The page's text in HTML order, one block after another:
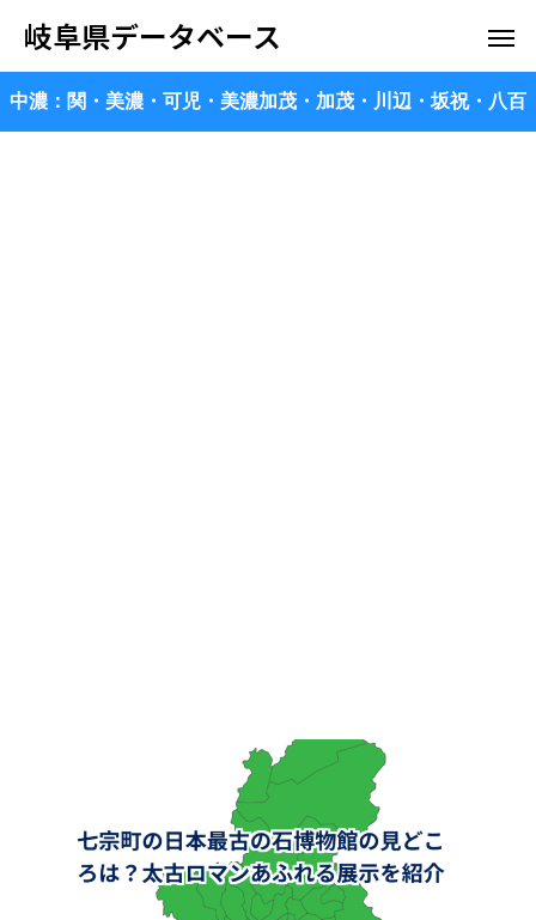
岐阜県データベース
中濃：関・美濃・可児・美濃加茂・加茂・川辺・坂祝・八百